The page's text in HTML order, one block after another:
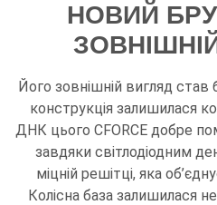
НОВИЙ
Його зовнішній вигляд
конструкція залишилася
ДНК цього CFORCE добре
завдяки світлодіодним
міцній решітці, яка
Колісна база залишилася